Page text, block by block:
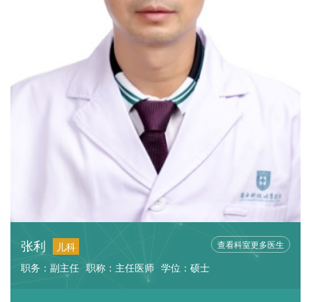
张利 儿科 查看科室更多医生
职务：副主任 职称：主任医师 学位：硕士